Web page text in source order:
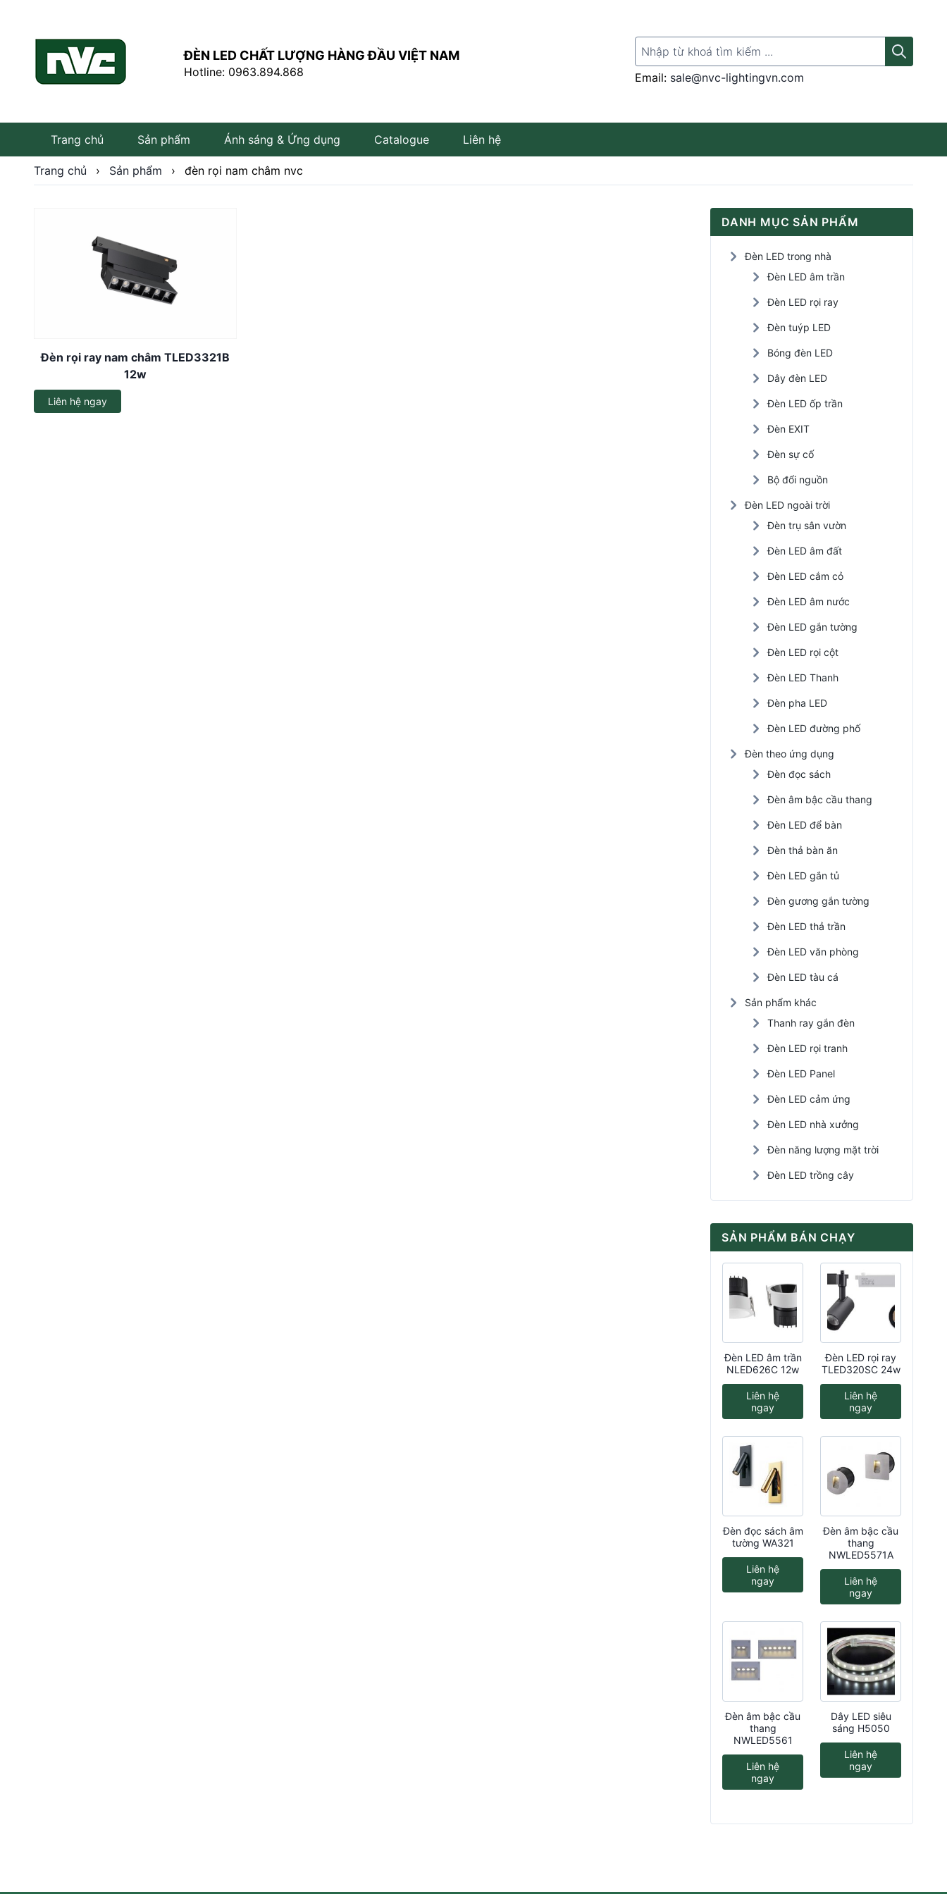
ĐÈN LED CHẤT LƯỢNG HÀNG ĐẦU VIỆT NAM
Hotline: 0963.894.868
Search for:
Email: sale@nvc-lightingvn.com
Trang chủ Sản phẩm
Đèn LED rọi ray
Đèn tuýp LED
Bóng đèn LED
Đèn LED ốp trần
Thanh ray gắn đèn
Đèn LED rọi tranh
Đèn LED Panel
Đèn LED cảm ứng
Đèn LED nhà xưởng
Đèn năng lượng mặt trời
Ánh sáng & Ứng dụng Catalogue Liên hệ
Trang chủ › Sản phẩm › đèn rọi nam châm nvc
Đèn rọi ray nam châm TLED3321B
12w
Liên hệ ngay
DANH MỤC SẢN PHẨM
Đèn LED trong nhà
Đèn LED âm trần
Đèn LED rọi ray
Đèn tuýp LED
Bóng đèn LED
Dây đèn LED
Đèn LED ốp trần
Đèn EXIT
Đèn sự cố
Bộ đổi nguồn
Đèn LED ngoài trời
Đèn trụ sân vườn
Đèn LED âm đất
Đèn LED cắm cỏ
Đèn LED âm nước
Đèn LED gắn tường
Đèn LED rọi cột
Đèn LED Thanh
Đèn pha LED
Đèn LED đường phố
Đèn theo ứng dụng
Đèn đọc sách
Đèn âm bậc cầu thang
Đèn LED để bàn
Đèn thả bàn ăn
Đèn LED gắn tủ
Đèn gương gắn tường
Đèn LED thả trần
Đèn LED văn phòng
Đèn LED tàu cá
Sản phẩm khác
Thanh ray gắn đèn
Đèn LED rọi tranh
Đèn LED Panel
Đèn LED cảm ứng
Đèn LED nhà xưởng
Đèn năng lượng mặt trời
Đèn LED trồng cây
SẢN PHẨM BÁN CHẠY
Đèn LED âm trần
NLED626C 12w
Liên hệ
ngay
Đèn LED rọi ray
TLED320SC 24w
Liên hệ
ngay
Đèn đọc sách âm
tường WA321
Liên hệ
ngay
Đèn âm bậc cầu
thang
NWLED5571A
Liên hệ
ngay
Đèn âm bậc cầu
thang
NWLED5561
Liên hệ
ngay
Dây LED siêu
sáng H5050
Liên hệ
ngay